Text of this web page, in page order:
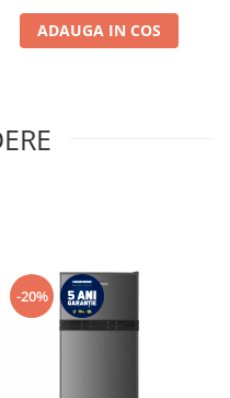
ADAUGA IN COS
-20%